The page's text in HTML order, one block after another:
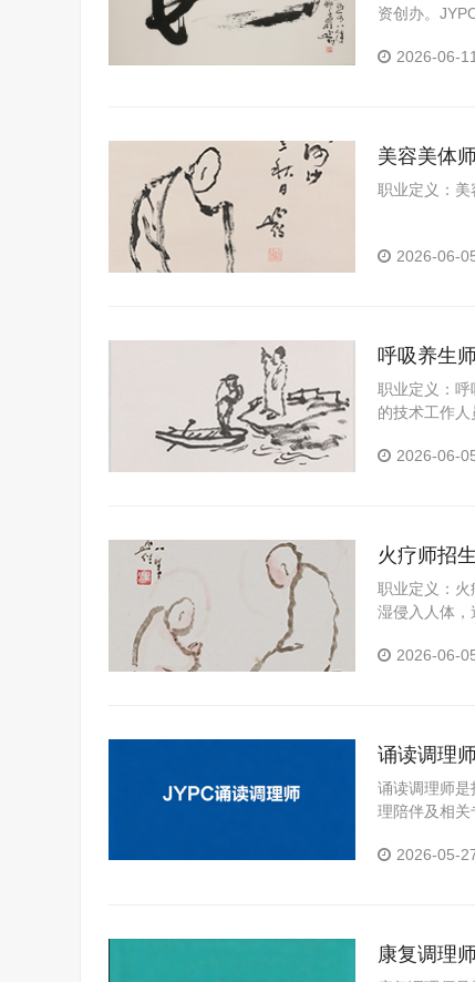
资创办。
2026-06-11
美容美体
职业定义：
2026-06-
呼吸养生
职业定义：
的技术工作人
2026-06-
火疗师招
职业定义：
湿侵入人体
特殊技术人才
2026-06-
诵读调理
诵读调理师
理陪伴及相
达能力、提升
2026-05-
康复调理